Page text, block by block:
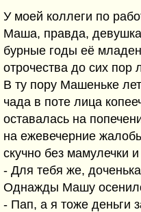
У моей коллеги по
Маша, правда,
бурные годы её
отрочества до сих пор
В ту пору Машеньке
чада в поте лица
оставалась на
на ежевечерние
скучно без мамулечки
- Для тебя же,
Однажды Машу
- Пап, а я тоже деньги